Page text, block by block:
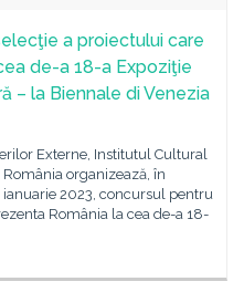
a proiectului care
de-a 18-a Expoziţie
– la Biennale di Venezia
Externe, Institutul Cultural
organizează, în
2023, concursul pentru
România la cea de-a 18-